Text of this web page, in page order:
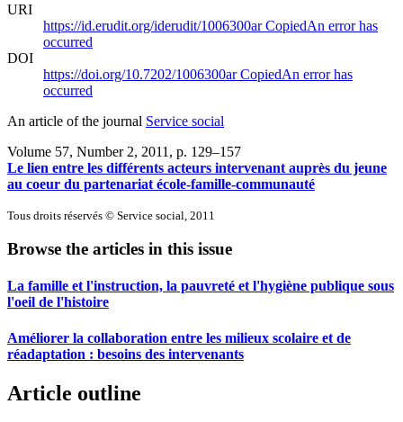
URI
https://id.erudit.org/iderudit/1006300arCopiedAn error has
occurred
DOI
https://doi.org/10.7202/1006300arCopiedAn error has
occurred
An article of the journal Service social
Volume 57, Number 2, 2011 , p. 129–157
Le lien entre les différents acteurs intervenant auprès du jeune
au coeur du partenariat école-famille-communauté
Tous droits réservés © Service social, 2011
Browse the articles in this issue
La famille et l'instruction, la pauvreté et l'hygiène publique sous
l'oeil de l'histoire
Améliorer la collaboration entre les milieux scolaire et de
réadaptation : besoins des intervenants
Article outline